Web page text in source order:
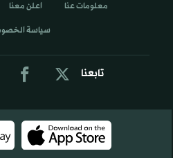
تابعنا
معلومات عنا اعلن معنا
سياسة